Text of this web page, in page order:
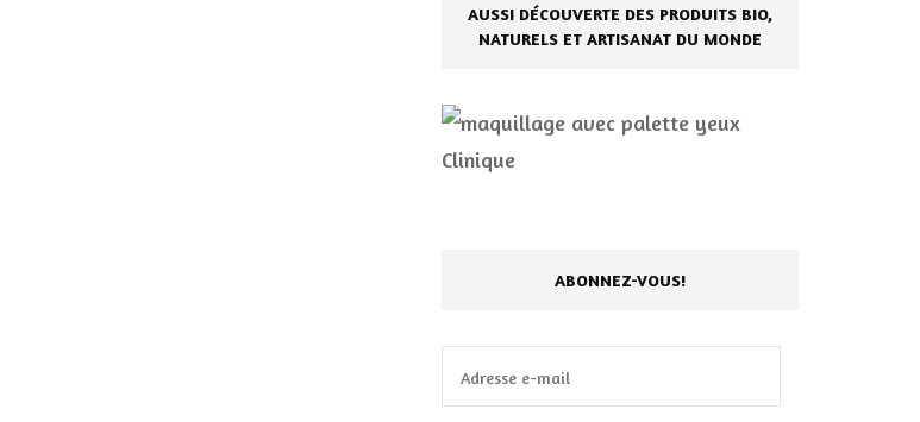
AUSSI DÉCOUVERTE DES PRODUITS BIO,
NATURELS ET ARTISANAT DU MONDE
ABONNEZ-VOUS!
e-